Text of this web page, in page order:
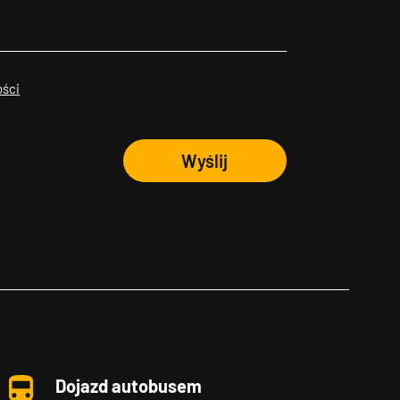
Wyślij
Dojazd autobusem